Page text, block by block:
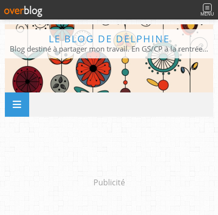
MENU
LE BLOG DE DELPHINE
Blog destiné à partager mon travail. En GS/CP à la rentrée 2026/2027 !
Publicité